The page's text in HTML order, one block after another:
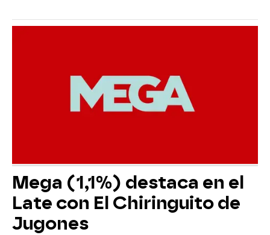
Mega (1,1%) destaca en el
Late con El Chiringuito de
Jugones